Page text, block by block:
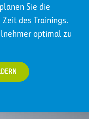
Sie die
des Trainings.
optimal zu